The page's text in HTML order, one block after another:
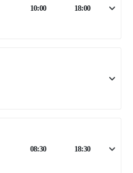
10:00 18:00
08:30 18:30